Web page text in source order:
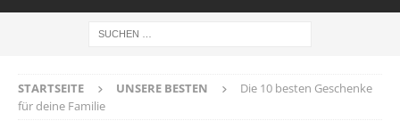
STARTSEITE UNSERE BESTEN
Die 10 besten Geschenke
für deine Familie